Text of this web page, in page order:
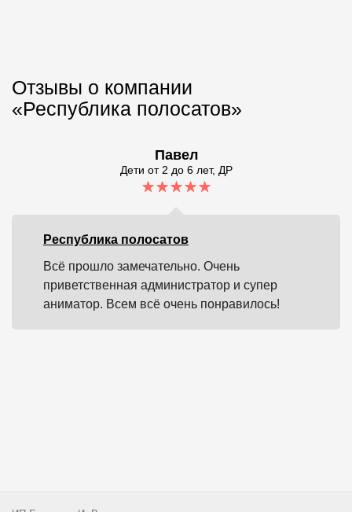
Отзывы о компании
«Республика полосатов»
Павел
Дети от 2 до 6 лет, ДР
Республика полосатов
Всё прошло замечательно. Очень
приветственная администратор и супер
аниматор. Всем всё очень понравилось!